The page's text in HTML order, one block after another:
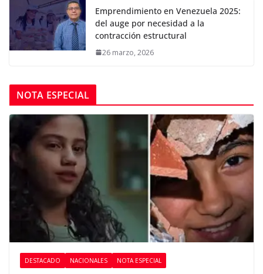
Emprendimiento en Venezuela 2025:
del auge por necesidad a la
contracción estructural
26 marzo, 2026
NOTA ESPECIAL
DESTACADO NACIONALES NOTA ESPECIAL